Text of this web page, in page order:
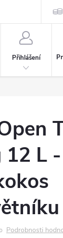
Přihlášení
12 L -
Podrobnosti